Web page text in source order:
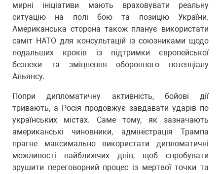
мирні ініціативи мають враховувати реальну
ситуацію на полі бою та позицію України.
Американська сторона також планує використати
саміт НАТО для консультацій із союзниками щодо
подальших кроків із підтримки європейської
безпеки та зміцнення оборонного потенціалу
Альянсу.
Попри дипломатичну активність, бойові дії
тривають, а Росія продовжує завдавати ударів по
українських містах. Саме тому, як зазначають
американські чиновники, адміністрація Трампа
прагне максимально використати дипломатичні
можливості найближчих днів, щоб спробувати
зрушити переговорний процес із мертвої точки та